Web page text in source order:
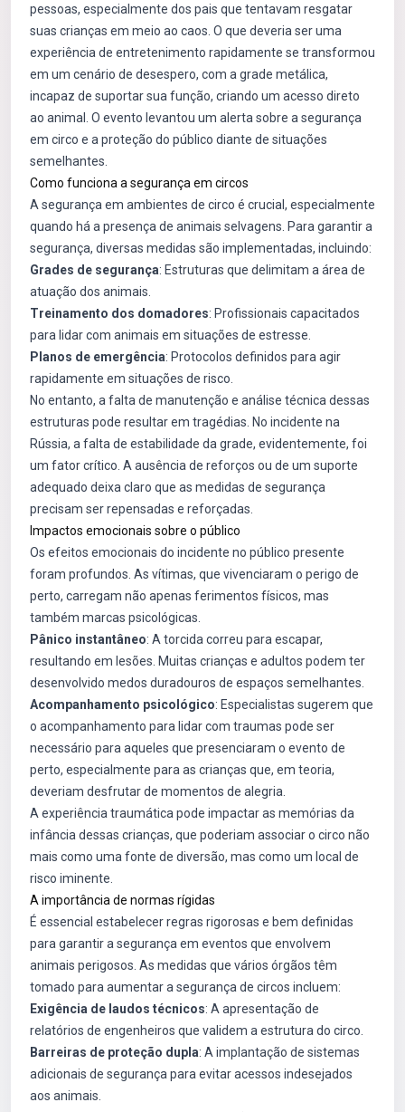
pessoas, especialmente dos pais que tentavam resgatar
suas crianças em meio ao caos. O que deveria ser uma
experiência de entretenimento rapidamente se transformou
em um cenário de desespero, com a grade metálica,
incapaz de suportar sua função, criando um acesso direto
ao animal. O evento levantou um alerta sobre a segurança
em circo e a proteção do público diante de situações
semelhantes.
Como funciona a segurança em circos
A segurança em ambientes de circo é crucial, especialmente
quando há a presença de animais selvagens. Para garantir a
segurança, diversas medidas são implementadas, incluindo:
Grades de segurança: Estruturas que delimitam a área de
atuação dos animais.
Treinamento dos domadores: Profissionais capacitados
para lidar com animais em situações de estresse.
Planos de emergência: Protocolos definidos para agir
rapidamente em situações de risco.
No entanto, a falta de manutenção e análise técnica dessas
estruturas pode resultar em tragédias. No incidente na
Rússia, a falta de estabilidade da grade, evidentemente, foi
um fator crítico. A ausência de reforços ou de um suporte
adequado deixa claro que as medidas de segurança
precisam ser repensadas e reforçadas.
Impactos emocionais sobre o público
Os efeitos emocionais do incidente no público presente
foram profundos. As vítimas, que vivenciaram o perigo de
perto, carregam não apenas ferimentos físicos, mas
também marcas psicológicas.
Pânico instantâneo: A torcida correu para escapar,
resultando em lesões. Muitas crianças e adultos podem ter
desenvolvido medos duradouros de espaços semelhantes.
Acompanhamento psicológico: Especialistas sugerem que
o acompanhamento para lidar com traumas pode ser
necessário para aqueles que presenciaram o evento de
perto, especialmente para as crianças que, em teoria,
deveriam desfrutar de momentos de alegria.
A experiência traumática pode impactar as memórias da
infância dessas crianças, que poderiam associar o circo não
mais como uma fonte de diversão, mas como um local de
risco iminente.
A importância de normas rígidas
É essencial estabelecer regras rigorosas e bem definidas
para garantir a segurança em eventos que envolvem
animais perigosos. As medidas que vários órgãos têm
tomado para aumentar a segurança de circos incluem:
Exigência de laudos técnicos: A apresentação de
relatórios de engenheiros que validem a estrutura do circo.
Barreiras de proteção dupla: A implantação de sistemas
adicionais de segurança para evitar acessos indesejados
aos animais.